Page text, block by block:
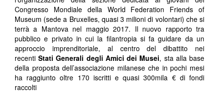
Congresso Mondiale della World Federation Friends of
Museum (sede a Bruxelles, quasi 3 milioni di volontari) che si
terrà a Mantova nel maggio 2017. Il nuovo rapporto tra
pubblico e privato in cui la filantropia si fa guidare da un
approccio imprenditoriale, al centro del dibattito nei
recentiStati Generali degli Amici dei Musei, sta alla base
della proposta dell’associazione milanese che in pochi mesi
ha raggiunto oltre 170 iscritti e quasi 300mila € di fondi
raccolti